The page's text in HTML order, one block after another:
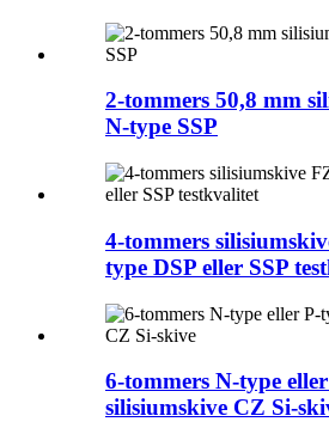
2-tommers 50,8 mm
N-type SSP
4-tommers
type DSP eller SSP
6-tommers N-type
silisiumskive CZ Si-